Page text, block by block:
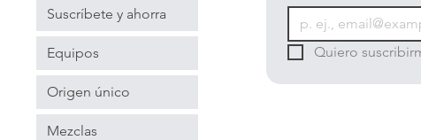
Suscríbete y ahorra
Equipos
Origen único
Mezclas
Quiero